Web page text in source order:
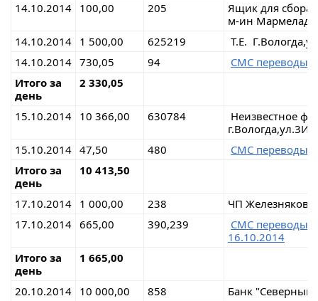
14.10.2014 100,00 205
Ящик для сбора
м-ин Мармелад
14.10.2014
1 500,00 625219
Т.Е.
14.10.2014 730,05 94
СМС переводы
Итого за
день
2 330,05
15.10.2014 10 366,00 630784
Неизвестное
15.10.2014 47,50 480
СМС переводы
Итого за
день
10 413,50
17.10.2014 1 000,00 238
ЧП
17.10.2014 665,00 390,239
СМС переводы
16.10.2014
Итого за
день
1 665,00
20.10.2014 10 000,00 858
Банк "Северный